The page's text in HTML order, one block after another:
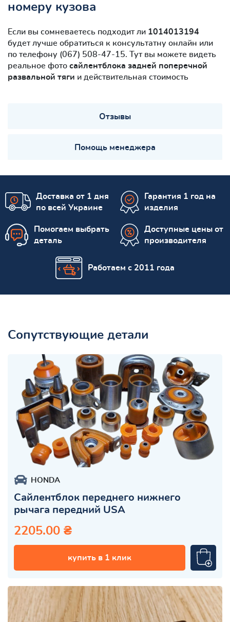
номеру кузова
Если вы сомневаетесь подходит ли 1014013194
будет лучше обратиться к консультатну онлайн или
по телефону (067) 508-47-15. Тут вы можете видеть
реальное фото сайлентблокa задней поперечной
развальной тяги и действительная стоимость
Отзывы
Помощь менеджера
Доставка от 1 дня
по всей Украине
Гарантия 1 год на
изделия
Помогаем выбрать
деталь
Доступные цены от
производителя
Работаем с 2011 года
Сопутствующие детали
HONDA
Сайлентблок переднего нижнего
рычага передний USA
2205.00 ₴
купить в 1 клик